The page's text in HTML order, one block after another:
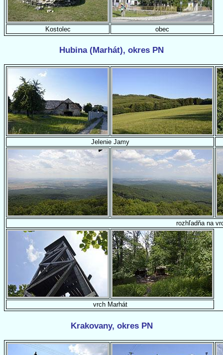
Kostolec obec
Hubina (Marhát), okres PN
Jelenie Jamy
rozhľadňa na
vrch Marhát
Krakovany, okres PN